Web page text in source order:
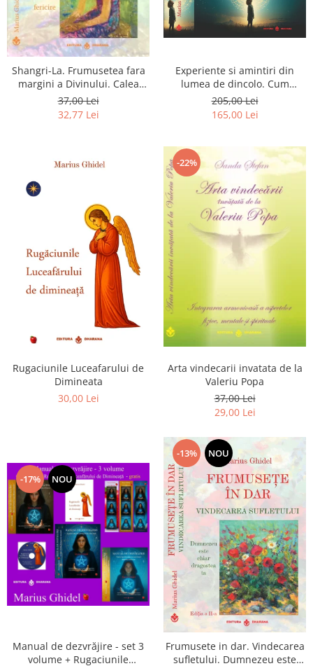
Shangri-La. Frumusetea fara
margini a Divinului. Calea
catre fericire
37,00 Lei
32,77 Lei
Experiente si amintiri din
lumea de dincolo. Cum
obtinem puteri
extrasenzoriale - cu exercitii
205,00 Lei
165,00 Lei
Rugaciunile Luceafarului de
Dimineata
30,00 Lei
-22%
Arta vindecarii invatata de la
Valeriu Popa
37,00 Lei
29,00 Lei
-17% NOU
Manual de dezvrăjire - set 3
volume + Rugaciunile
-13% NOU
Frumusete in dar. Vindecarea
sufletului. Dumnezeu este